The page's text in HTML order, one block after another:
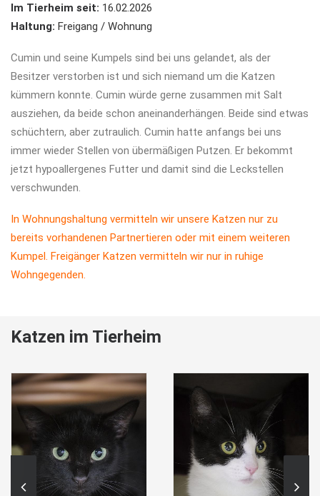
Im Tierheim seit: 16.02.2026
Haltung: Freigang / Wohnung
Cumin und seine Kumpels sind bei uns gelandet, als der
Besitzer verstorben ist und sich niemand um die Katzen
kümmern konnte. Cumin würde gerne zusammen mit Salt
ausziehen, da beide schon aneinanderhängen. Beide sind etwas
schüchtern, aber zutraulich. Cumin hatte anfangs bei uns
immer wieder Stellen von übermäßigen Putzen. Er bekommt
jetzt hypoallergenes Futter und damit sind die Leckstellen
verschwunden.
In Wohnungshaltung vermitteln wir unsere Katzen nur zu
bereits vorhandenen Partnertieren oder mit einem weiteren
Kumpel. Freigänger Katzen vermitteln wir nur in ruhige
Wohngegenden.
Katzen im Tierheim